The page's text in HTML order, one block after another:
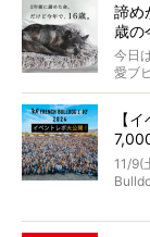
くれ
さら
法ま
お笑
と軽
永
た。
僧侶
当時
選ん
また
た。
諦め
歳の
今日
愛ブ
激減
も
が「
そし
ブヒ
今
【
貌！
11/9(
今